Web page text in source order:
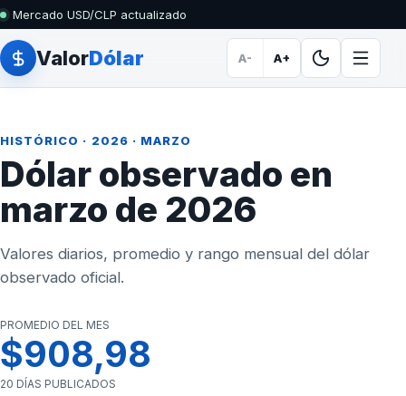
Mercado USD/CLP actualizado
ValorDólar A- A+
HISTÓRICO · 2026 · MARZO
Dólar observado en
marzo de 2026
Valores diarios, promedio y rango mensual del dólar
observado oficial.
PROMEDIO DEL MES
$908,98
20 DÍAS PUBLICADOS